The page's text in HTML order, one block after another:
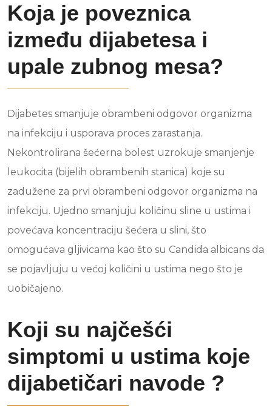
Koja je poveznica
između dijabetesa i
upale zubnog mesa?
Dijabetes smanjuje obrambeni odgovor organizma
na infekciju i usporava proces zarastanja.
Nekontrolirana šećerna bolest uzrokuje smanjenje
leukocita (bijelih obrambenih stanica) koje su
zadužene za prvi obrambeni odgovor organizma na
infekciju. Ujedno smanjuju količinu sline u ustima i
povećava koncentraciju šećera u slini, što
omogućava gljivicama kao što su Candida albicans da
se pojavljuju u većoj količini u ustima nego što je
uobičajeno.
Koji su najčešći
simptomi u ustima koje
dijabetičari navode ?